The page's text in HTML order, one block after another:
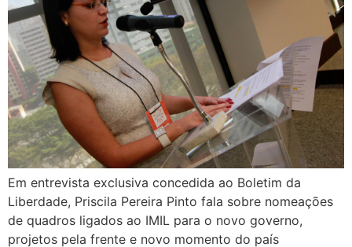
Em entrevista exclusiva concedida ao Boletim da
Liberdade, Priscila Pereira Pinto fala sobre nomeações
de quadros ligados ao IMIL para o novo governo,
projetos pela frente e novo momento do país